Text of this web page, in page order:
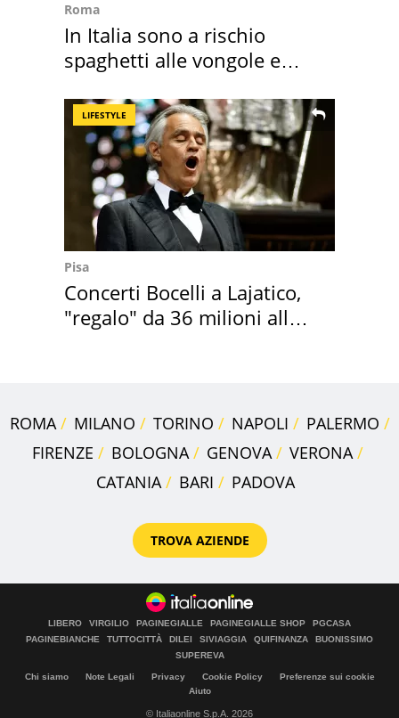
Roma
In Italia sono a rischio
spaghetti alle vongole e
LIFESTYLE
Pisa
Concerti Bocelli a Lajatico,
"regalo" da 36 milioni alla
ROMA MILANO TORINO NAPOLI
PALERMO
FIRENZE
BOLOGNA GENOVA
VERONA
CATANIA
BARI PADOVA
TROVA AZIENDE
LIBERO VIRGILIO PAGINEGIALLE PAGINEGIALLE SHOP
PGCASA
PAGINEBIANCHE
TUTTOCITTÀ DILEI SIVIAGGIA QUIFINANZA
BUONISSIMO
SUPEREVA
Chi siamo Note Legali Privacy Cookie Policy
Preferenze sui cookie
Aiuto
© Italiaonline S.p.A. 2026